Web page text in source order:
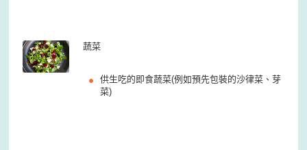
蔬菜
供生吃的即食蔬菜(例如預先包裝的沙律菜、芽
菜)